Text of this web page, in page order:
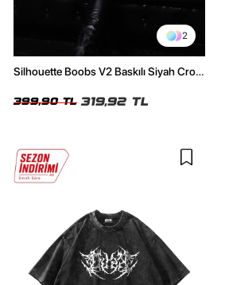
2
Silhouette Boobs V2 Baskılı Siyah Crop
399,90 TL 319,92 TL